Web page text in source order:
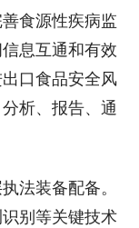
食源性疾病监
息互通和有效
口食品安全风
析、报告、通
法装备配备。
别等关键技术